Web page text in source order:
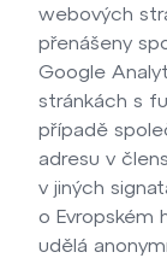
webových
přenášeny
Google
stránkách s
případě
adresu v
v jiných
o Evropském
udělá